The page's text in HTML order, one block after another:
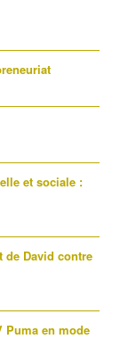
et sociale :
de David contre
Puma en mode